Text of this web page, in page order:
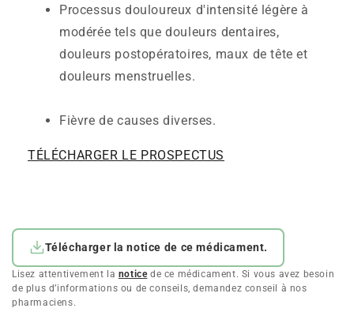
Processus douloureux d'intensité légère à
modérée tels que douleurs dentaires,
douleurs postopératoires, maux de tête et
douleurs menstruelles.
Fièvre de causes diverses.
TÉLÉCHARGER LE PROSPECTUS
Télécharger la notice de ce médicament.
Lisez attentivement la noticede ce médicament. Si vous avez besoin
de plus d’informations ou de conseils, demandez conseil à nos
pharmaciens.